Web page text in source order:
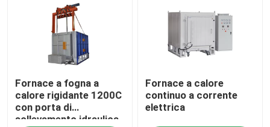
Fornace a fogna a
calore rigidante 1200C
con porta di
sollevamento idraulica
Fornace a calore
continuo a corrente
elettrica